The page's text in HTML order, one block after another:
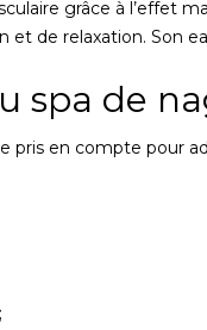
grâce à l’effet
et de relaxation.
spa de
pris en compte pour